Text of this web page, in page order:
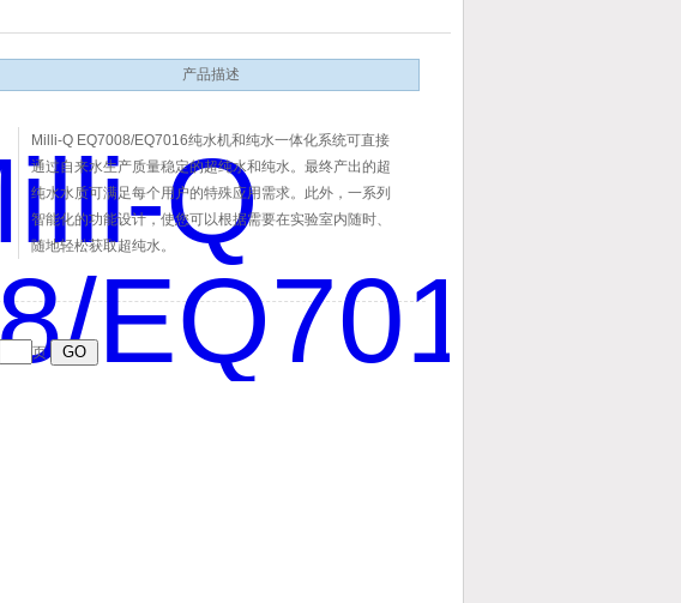
产品描述
Milli-Q EQ7008/EQ7016纯水机和纯水一体化系统可直接
通过自来水生产质量稳定的超纯水和纯水。最终产出的超
纯水水质可满足每个用户的特殊应用需求。此外，一系列
智能化的功能设计，使您可以根据需要在实验室内随时、
随地轻松获取超纯水。
页